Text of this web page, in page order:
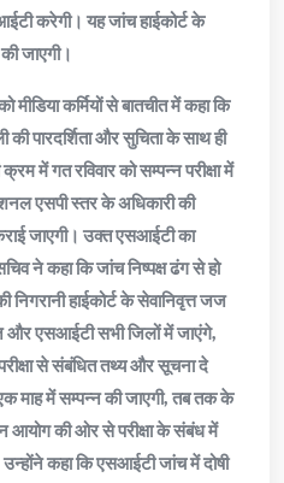
करेगी। यह जांच हाईकोर्ट के
जाएगी।
कर्मियों से बातचीत में कहा कि
की पारदर्शिता और सुचिता के साथ ही
क्रम में गत रविवार को सम्पन्न परीक्षा में
एसपी स्तर के अधिकारी की
जाएगी। उक्त एसआईटी का
ने कहा कि जांच निष्पक्ष ढंग से हो
हाईकोर्ट के सेवानिवृत्त जज
और एसआईटी सभी जिलों में जाएंगे,
से संबंधित तथ्य और सूचना दे
माह में सम्पन्न की जाएगी, तब तक के
आयोग की ओर से परीक्षा के संबंध में
कहा कि एसआईटी जांच में दोषी